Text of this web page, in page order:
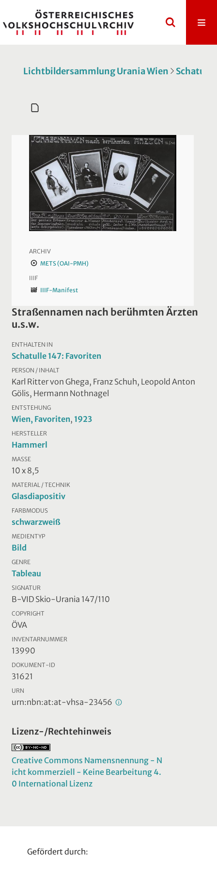
Lichtbildersammlung Urania Wien
ARCHIV
METS (OAI-PMH)
IIIF
IIIF-Manifest
Straßennamen nach berühmten Ärzten
u.s.w.
ENTHALTEN IN
Schatulle 147: Favoriten
PERSON / INHALT
Karl Ritter von Ghega, Franz Schuh, Leopold Anton
Gölis, Hermann Nothnagel
ENTSTEHUNG
Wien, Favoriten, 1923
HERSTELLER
Hammerl
MASSE
10 x 8,5
MATERIAL / TECHNIK
Glasdiapositiv
FARBMODUS
schwarzweiß
MEDIENTYP
Bild
GENRE
Tableau
SIGNATUR
B-VID Skio-Urania 147/110
COPYRIGHT
ÖVA
INVENTARNUMMER
13990
DOKUMENT-ID
31621
URN
urn:nbn:at:at-vhsa-23456
Lizenz-/Rechtehinweis
Creative Commons Namensnennung - N
icht kommerziell - Keine Bearbeitung 4.
0 International Lizenz
Gefördert durch: